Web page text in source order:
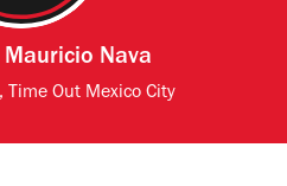
Mauricio Nava
Time Out Mexico City